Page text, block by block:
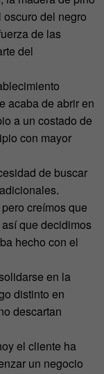
del negro
de las
del
acaba de abrir en
a un costado de
con mayor
de buscar
creímos que
que decidimos
hecho con el
en la
distinto en
descartan
el cliente ha
un negocio